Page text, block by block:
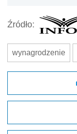
Źródło:
wynagrodzenie